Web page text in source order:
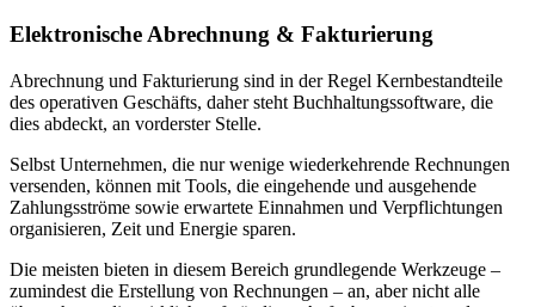
Elektronische Abrechnung & Fakturierung
Abrechnung und Fakturierung sind in der Regel Kernbestandteile
des operativen Geschäfts, daher steht Buchhaltungssoftware, die
dies abdeckt, an vorderster Stelle.
Selbst Unternehmen, die nur wenige wiederkehrende Rechnungen
versenden, können mit Tools, die eingehende und ausgehende
Zahlungsströme sowie erwartete Einnahmen und Verpflichtungen
organisieren, Zeit und Energie sparen.
Die meisten bieten in diesem Bereich grundlegende Werkzeuge –
zumindest die Erstellung von Rechnungen – an, aber nicht alle